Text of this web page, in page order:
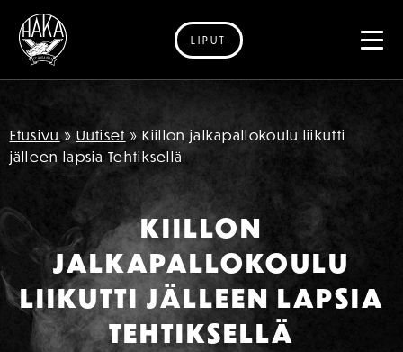
Siirry sisältöön
LIPUT
Etusivu » Uutiset » Kiillon jalkapallokoulu liikutti
jälleen lapsia Tehtiksellä
KIILLON
JALKAPALLOKOULU
LIIKUTTI JÄLLEEN LAPSIA
TEHTIKSELLÄ